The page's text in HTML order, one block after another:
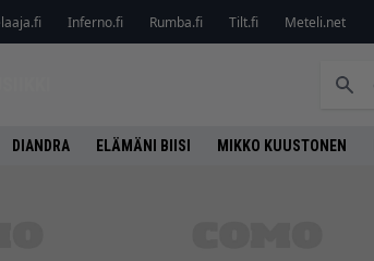
Inferno.fi Rumba.fi Tilt.fi Meteli.net
DIANDRA ELÄMÄNI BIISI MIKKO KUUSTONEN